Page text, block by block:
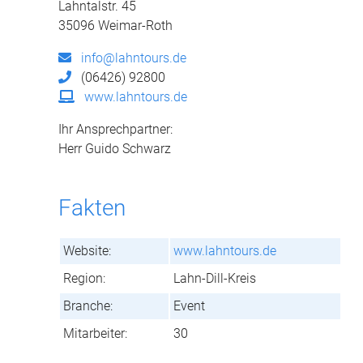
Lahntalstr. 45
35096 Weimar-Roth
info@lahntours.de
(06426) 92800
www.lahntours.de
Ihr Ansprechpartner:
Herr Guido Schwarz
Fakten
Website:
www.lahntours.de
Region:
Lahn-Dill-Kreis
Branche:
Event
Mitarbeiter:
30